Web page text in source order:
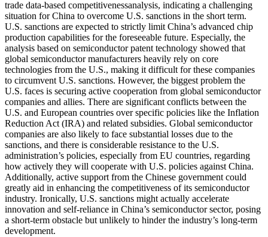
trade data-based competitivenessanalysis, indicating a challenging
situation for China to overcome U.S. sanctions in the short term.
U.S. sanctions are expected to strictly limit China’s advanced chip
production capabilities for the foreseeable future. Especially, the
analysis based on semiconductor patent technology showed that
global semiconductor manufacturers heavily rely on core
technologies from the U.S., making it difficult for these companies
to circumvent U.S. sanctions. However, the biggest problem the
U.S. faces is securing active cooperation from global semiconductor
companies and allies. There are significant conflicts between the
U.S. and European countries over specific policies like the Inflation
Reduction Act (IRA) and related subsidies. Global semiconductor
companies are also likely to face substantial losses due to the
sanctions, and there is considerable resistance to the U.S.
administration’s policies, especially from EU countries, regarding
how actively they will cooperate with U.S. policies against China.
Additionally, active support from the Chinese government could
greatly aid in enhancing the competitiveness of its semiconductor
industry. Ironically, U.S. sanctions might actually accelerate
innovation and self-reliance in China’s semiconductor sector, posing
a short-term obstacle but unlikely to hinder the industry’s long-term
development.